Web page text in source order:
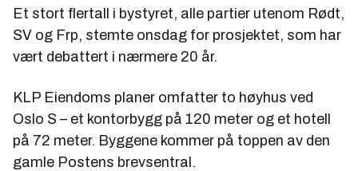
Et stort flertall i bystyret, alle partier utenom Rødt,
SV og Frp, stemte onsdag for prosjektet, som har
vært debattert i nærmere 20 år.
KLP Eiendoms planer omfatter to høyhus ved
Oslo S – et kontorbygg på 120 meter og et hotell
på 72 meter. Byggene kommer på toppen av den
gamle Postens brevsentral.